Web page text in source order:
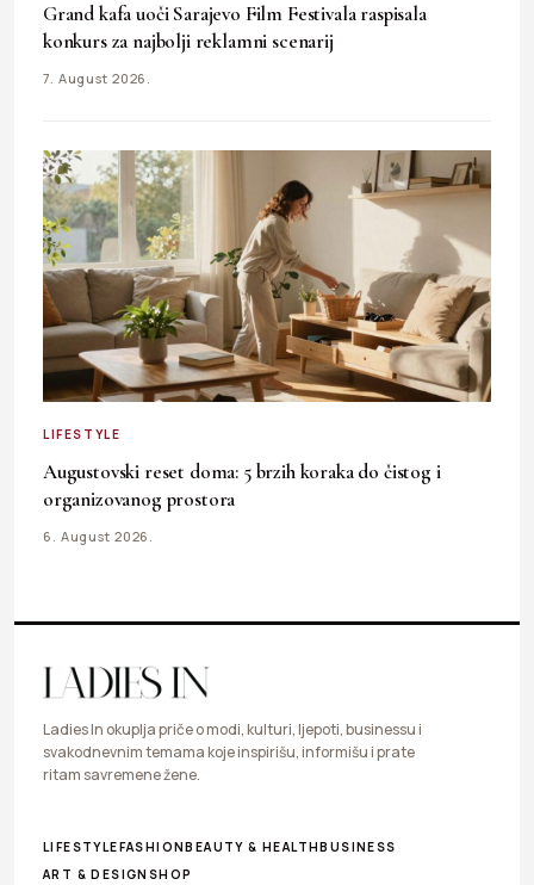
Grand kafa uoči Sarajevo Film Festivala raspisala
konkurs za najbolji reklamni scenarij
7. August 2026.
LIFESTYLE
Augustovski reset doma: 5 brzih koraka do čistog i
organizovanog prostora
6. August 2026.
Ladies In okuplja priče o modi, kulturi, ljepoti, businessu i
svakodnevnim temama koje inspirišu, informišu i prate
ritam savremene žene.
LIFESTYLEFASHIONBEAUTY & HEALTHBUSINESS
ART & DESIGN SHOP